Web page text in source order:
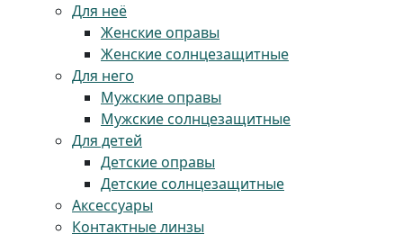
Для неё
Женские оправы
Женские солнцезащитные
Для него
Мужские оправы
Мужские солнцезащитные
Для детей
Детские оправы
Детские солнцезащитные
Аксессуары
Контактные линзы